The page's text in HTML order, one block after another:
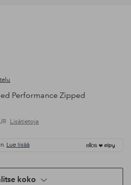
Performance Zipped
Lisätietoja
Lue lisää
koko